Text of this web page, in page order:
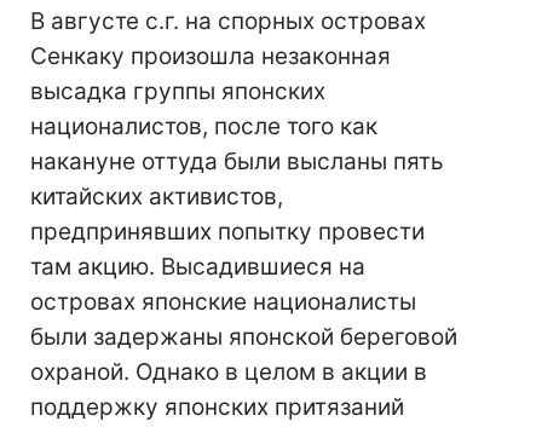
В августе с.г. на спорных островах
Сенкаку произошла незаконная
высадка группы японских
националистов, после того как
накануне оттуда были высланы пять
китайских активистов,
предпринявших попытку провести
там акцию. Высадившиеся на
островах японские националисты
были задержаны японской береговой
охраной. Однако в целом в акции в
поддержку японских притязаний